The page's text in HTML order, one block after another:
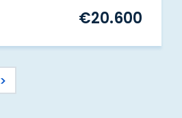
€20.600
>